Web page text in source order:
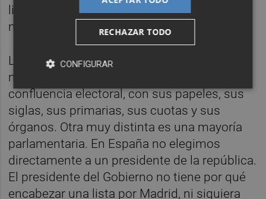
liderazgo, arraigo y una lectura clara del
momento valenciano.
La clave está en distinguir dos cosas que a
menudo se confunden. Una cosa es una
confluencia electoral, con sus papeles, sus
siglas, sus primarias, sus cuotas y sus
órganos. Otra muy distinta es una mayoría
parlamentaria. En España no elegimos
directamente a un presidente de la república.
El presidente del Gobierno no tiene por qué
encabezar una lista por Madrid, ni siquiera
RECHAZAR TODO
CONFIGURAR